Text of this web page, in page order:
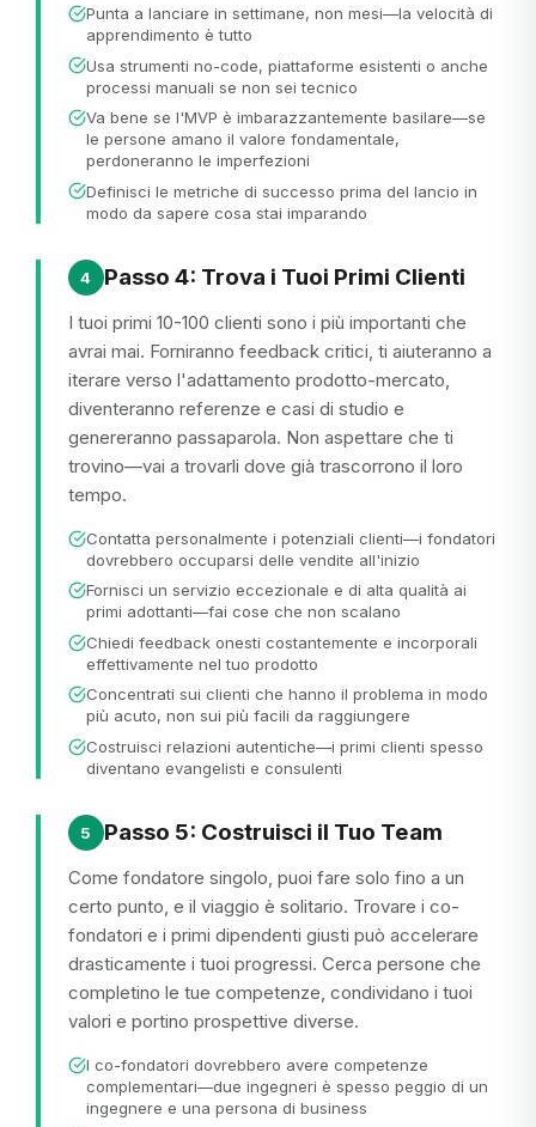
Punta a lanciare in settimane, non mesi—la velocità di
apprendimento è tutto
Usa strumenti no-code, piattaforme esistenti o anche
processi manuali se non sei tecnico
Va bene se l'MVP è imbarazzantemente basilare—se
le persone amano il valore fondamentale,
perdoneranno le imperfezioni
Definisci le metriche di successo prima del lancio in
modo da sapere cosa stai imparando
4 Passo 4: Trova i Tuoi Primi Clienti
I tuoi primi 10-100 clienti sono i più importanti che
avrai mai. Forniranno feedback critici, ti aiuteranno a
iterare verso l'adattamento prodotto-mercato,
diventeranno referenze e casi di studio e
genereranno passaparola. Non aspettare che ti
trovino—vai a trovarli dove già trascorrono il loro
tempo.
Contatta personalmente i potenziali clienti—i fondatori
dovrebbero occuparsi delle vendite all'inizio
Fornisci un servizio eccezionale e di alta qualità ai
primi adottanti—fai cose che non scalano
Chiedi feedback onesti costantemente e incorporali
effettivamente nel tuo prodotto
Concentrati sui clienti che hanno il problema in modo
più acuto, non sui più facili da raggiungere
Costruisci relazioni autentiche—i primi clienti spesso
diventano evangelisti e consulenti
5 Passo 5: Costruisci il Tuo Team
Come fondatore singolo, puoi fare solo fino a un
certo punto, e il viaggio è solitario. Trovare i co-
fondatori e i primi dipendenti giusti può accelerare
drasticamente i tuoi progressi. Cerca persone che
completino le tue competenze, condividano i tuoi
valori e portino prospettive diverse.
I co-fondatori dovrebbero avere competenze
complementari—due ingegneri è spesso peggio di un
ingegnere e una persona di business